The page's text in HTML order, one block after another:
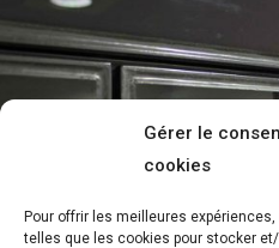
Gérer le
cookies
Pour offrir les meilleures
telles que les cookies pour stocker